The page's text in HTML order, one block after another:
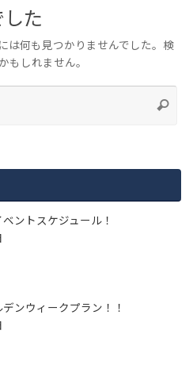
た
は何も見つかりませんでした。検
もしれません。
ントスケジュール！
ンウィークプラン！！